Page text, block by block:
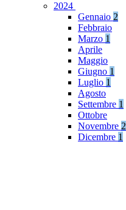
2024
Gennaio 2
Febbraio
Marzo 1
Aprile
Maggio
Giugno 1
Luglio 1
Agosto
Settembre 1
Ottobre
Novembre 2
Dicembre 1